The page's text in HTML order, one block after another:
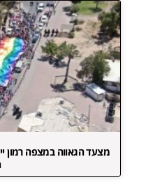
מצעד הגאווה במצפה רמון